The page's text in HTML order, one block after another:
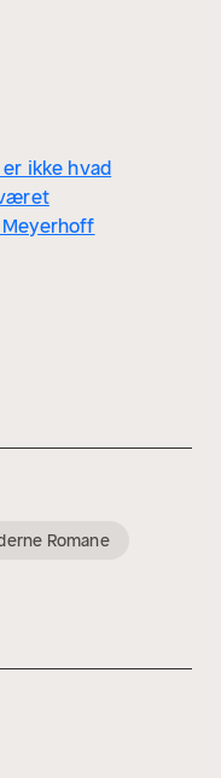
ikke hvad
Romane